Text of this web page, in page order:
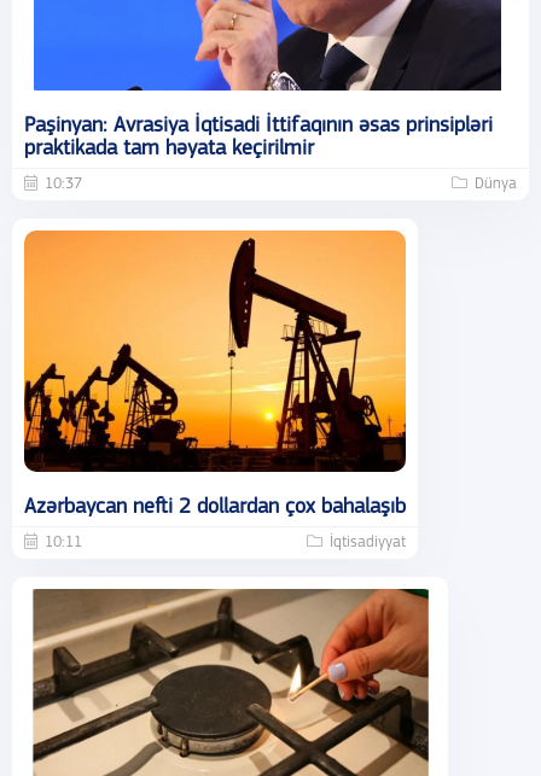
Paşinyan: Avrasiya İqtisadi İttifaqının əsas prinsipləri
praktikada tam həyata keçirilmir
10:37 Dünya
Azərbaycan nefti 2 dollardan çox bahalaşıb
10:11 İqtisadiyyat